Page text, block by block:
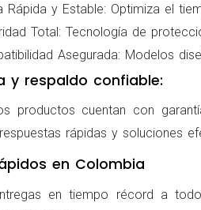
Rápida y Estable: Optimiza el
Total: Tecnología de
Asegurada: Modelos
y respaldo confiable:
productos cuentan con
rápidas y soluciones
en Colombia
en tiempo récord a